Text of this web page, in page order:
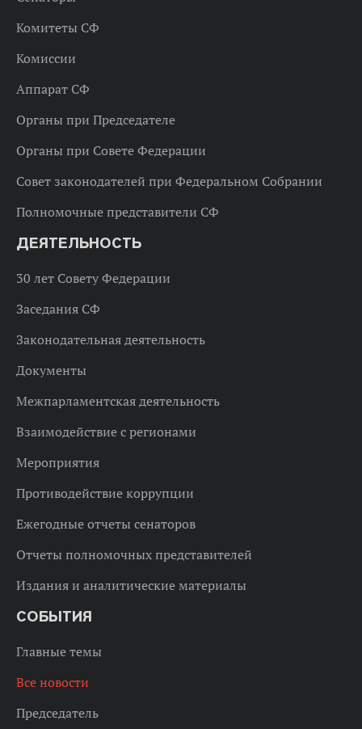
Комитеты СФ
Комиссии
Аппарат СФ
Органы при Председателе
Органы при Совете Федерации
Совет законодателей при Федеральном Собрании
Полномочные представители СФ
ДЕЯТЕЛЬНОСТЬ
30 лет Совету Федерации
Заседания СФ
Законодательная деятельность
Документы
Межпарламентская деятельность
Взаимодействие с регионами
Мероприятия
Противодействие коррупции
Ежегодные отчеты сенаторов
Отчеты полномочных представителей
Издания и аналитические материалы
СОБЫТИЯ
Главные темы
Все новости
Председатель